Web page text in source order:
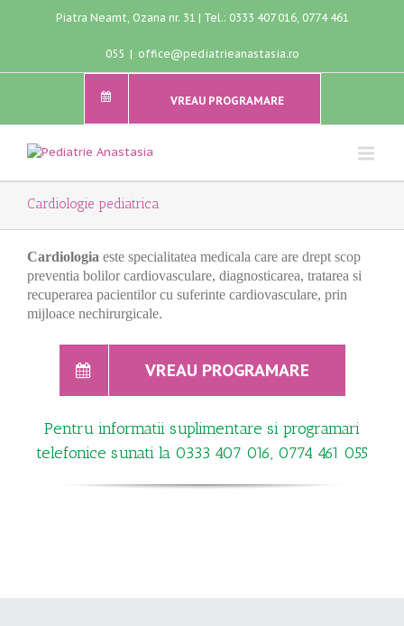
Piatra Neamt, Ozana nr. 31 | Tel.: 0333 407 016, 0774 461
055 | office@pediatrieanastasia.ro
VREAU PROGRAMARE
Cardiologie pediatrica
Cardiologia este specialitatea medicala care are drept scop
preventia bolilor cardiovasculare, diagnosticarea, tratarea si
recuperarea pacientilor cu suferinte cardiovasculare, prin
mijloace nechirurgicale.
VREAU PROGRAMARE
Pentru informatii suplimentare si programari
telefonice sunati la 0333 407 016, 0774 461 055